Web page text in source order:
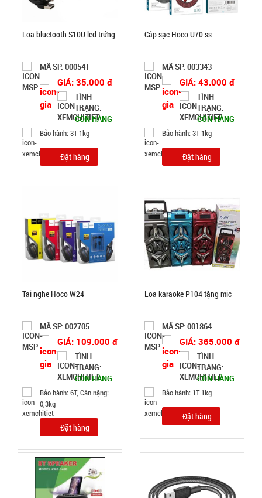
Đặt
Thanh xốp
chặn cửa
cách âm
thông minh
1M
MÃ
003055
TÌNH
TRẠNG:
CÒN HÀNG
Bảo
Test
Tripod 3
chân ngắn
SP:
Loa bluetooth S10U led trứng
MÃ SP: 000541
GIÁ: 35.000 đ
TÌNH
TRẠNG:
CÒN HÀNG
Bảo hành: 3T 1kg
Đặt hàng
Cáp sạc Hoco U70 ss
MÃ SP: 003343
GIÁ: 43.000 đ
TÌNH
TRẠNG:
CÒN HÀNG
Bảo hành: 3T 1kg
Đặt hàng
Tai nghe Hoco W24
MÃ SP: 002705
GIÁ: 109.000 đ
TÌNH
TRẠNG:
CÒN HÀNG
Bảo hành: 6T, Cân nặng:
0,3kg
Đặt hàng
Loa karaoke P104 tặng mic
MÃ SP: 001864
GIÁ: 365.000 đ
TÌNH
TRẠNG:
CÒN HÀNG
Bảo hành: 1T 1kg
Đặt hàng